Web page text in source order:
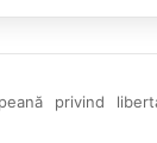
privind